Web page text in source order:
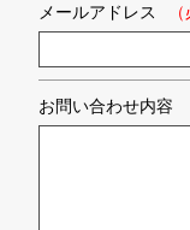
メールアドレス
お問い合わせ内容